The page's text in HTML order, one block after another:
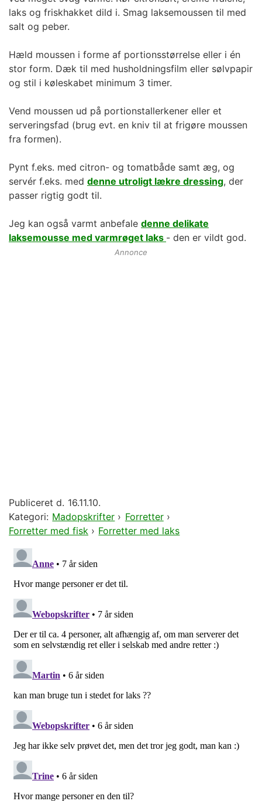
laks og friskhakket dild i. Smag laksemoussen til med
salt og peber.
Hæld moussen i forme af portionsstørrelse eller i én
stor form. Dæk til med husholdningsfilm eller sølvpapir
og stil i køleskabet minimum 3 timer.
Vend moussen ud på portionstallerkener eller et
serveringsfad (brug evt. en kniv til at frigøre moussen
fra formen).
Pynt f.eks. med citron- og tomatbåde samt æg, og
servér f.eks. med denne utroligt lækre dressing, der
passer rigtig godt til.
Jeg kan også varmt anbefale denne delikate
laksemousse med varmrøget laks - den er vildt god.
Annonce
Publiceret d. 16.11.10.
Kategori: Madopskrifter › Forretter›
Forretter med fisk › Forretter med laks